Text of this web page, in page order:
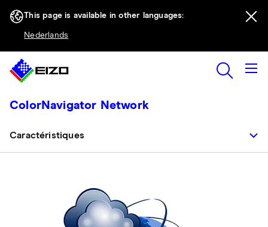
This page is available in other languages:
Nederlands
ColorNavigator Network
Caractéristiques